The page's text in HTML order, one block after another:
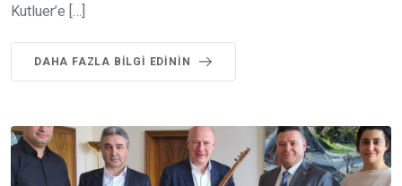
Kutluer’e […]
DAHA FAZLA BILGI EDININ